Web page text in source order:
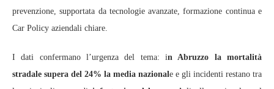
prevenzione, supportata da tecnologie avanzate, formazione continua e
Car Policy aziendali chiare.
I dati confermano l’urgenza del tema: in Abruzzo la mortalità
stradale supera del 24% la media nazionale e gli incidenti restano tra